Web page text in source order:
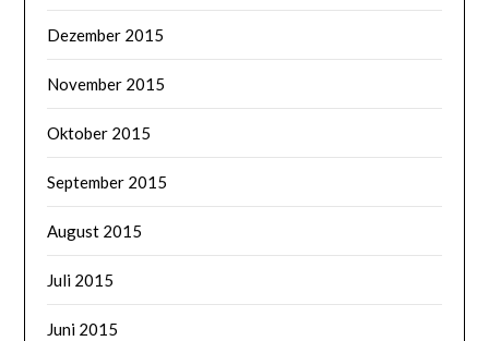
Dezember 2015
November 2015
Oktober 2015
September 2015
August 2015
Juli 2015
Juni 2015